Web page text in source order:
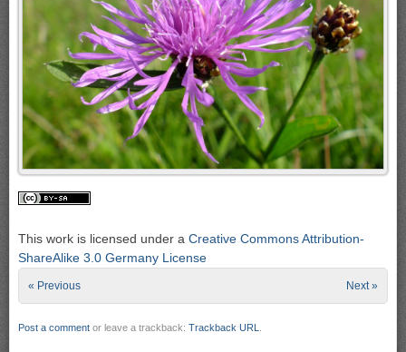
This work is licensed under a Creative Commons Attribution-
ShareAlike 3.0 Germany License
« Previous Next »
Post a comment or leave a trackback: Trackback URL.